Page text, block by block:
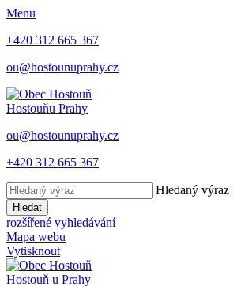
Menu
+420 312 665 367
ou@hostounuprahy.cz
Hostouňu Prahy
ou@hostounuprahy.cz
+420 312 665 367
Hledaný výraz
Hledat
rozšířené vyhledávání
Mapa webu
Vytisknout
Hostouň u Prahy